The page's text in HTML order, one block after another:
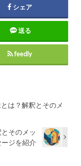
シェア
送る
feedly
は？解釈とそのメ
そのメッ
ージを紹介